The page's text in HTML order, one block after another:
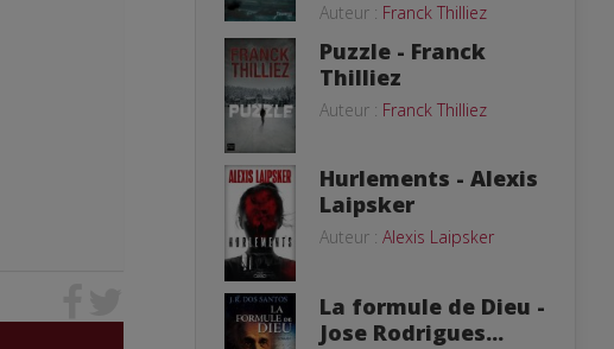
Auteur : Franck Thilliez
Puzzle - Franck
Thilliez
Auteur : Franck Thilliez
Hurlements - Alexis
Laipsker
Auteur : Alexis Laipsker
La formule de Dieu -
Jose Rodrigues...